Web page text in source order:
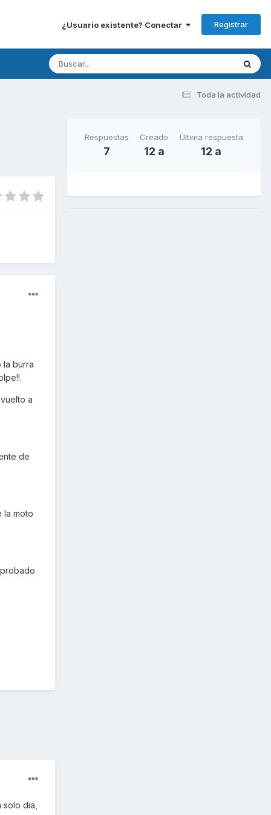
¿Usuario existente? Conectar Registrar
Toda la actividad
la burra
a
de
la moto
dia,
Respuestas
7
Creado
12 a
Última respuesta
12 a